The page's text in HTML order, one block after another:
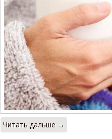
Читать дальше →